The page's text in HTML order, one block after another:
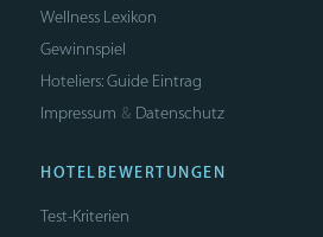
Wellness Lexikon
Gewinnspiel
Hoteliers: Guide Eintrag
Impressum & Datenschutz
HOTELBEWERTUNGEN
Test-Kriterien